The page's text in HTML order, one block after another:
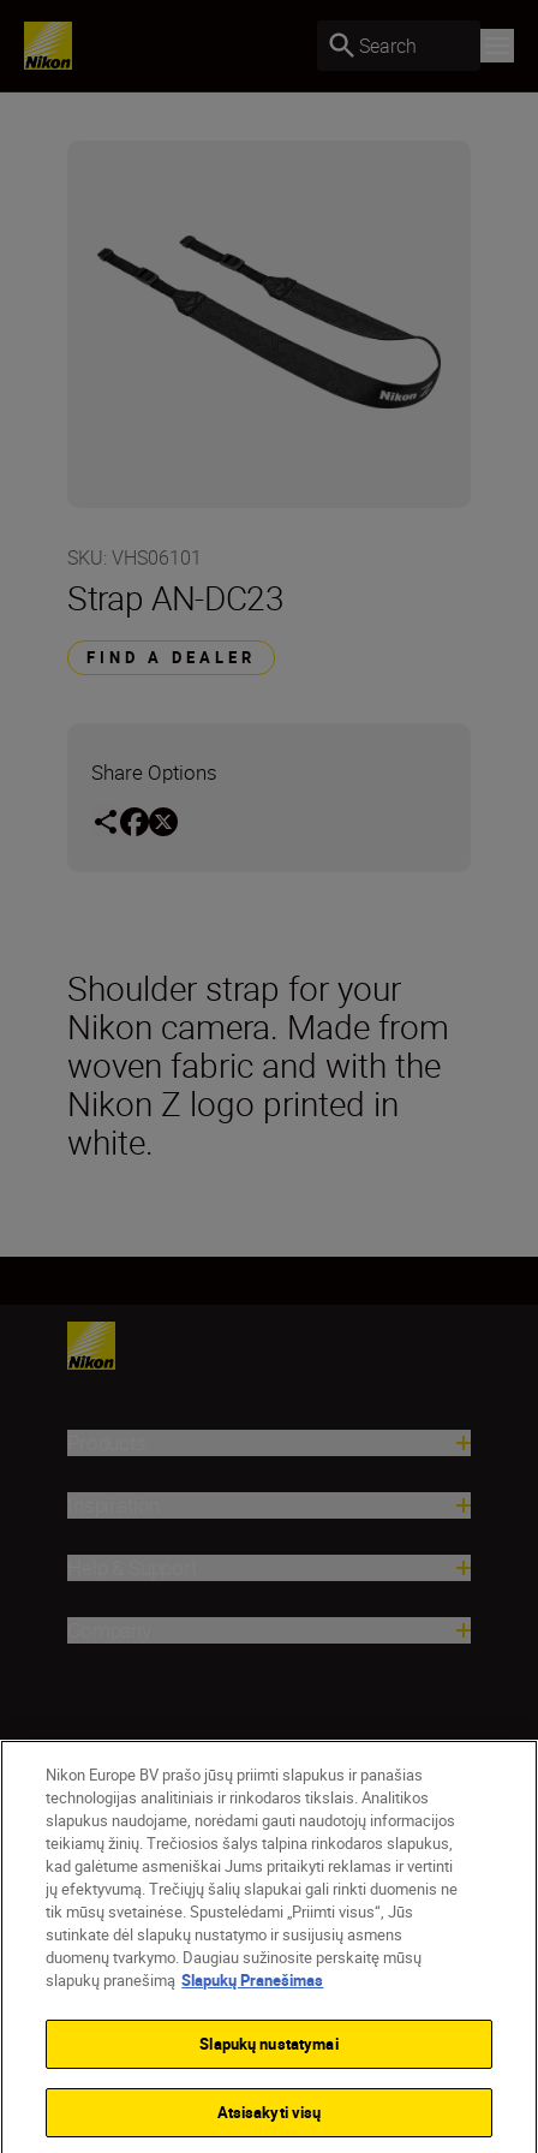
Search
SKU: VHS06101
Strap AN-DC23
FIND A DEALER
Share Options
Shoulder strap for your
Nikon camera. Made from
woven fabric and with the
Nikon Z logo printed in
white.
Lietuva Nikon Sites
Contact Us Privacy Notice
Terms of Use
Cookie Notice
Cookie Settings
© 2026 Nikon
Back to top
Nikon Europe BV prašo jūsų priimti slapukus ir panašias
technologijas analitiniais ir rinkodaros tikslais. Analitikos
slapukus naudojame, norėdami gauti naudotojų informacijos
teikiamų žinių. Trečiosios šalys talpina rinkodaros slapukus,
kad galėtume asmeniškai Jums pritaikyti reklamas ir vertinti
jų efektyvumą. Trečiųjų šalių slapukai gali rinkti duomenis ne
tik mūsų svetainėse. Spustelėdami „Priimti visus“, Jūs
sutinkate dėl slapukų nustatymo ir susijusių asmens
duomenų tvarkymo. Daugiau sužinosite perskaitę mūsų
slapukų pranešimą Slapukų Pranešimas
Slapukų nustatymai
Atsisakyti visų